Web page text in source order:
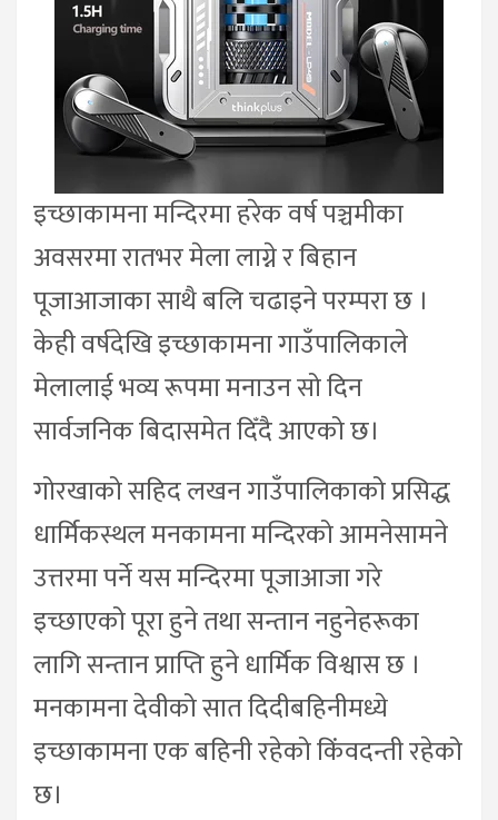
इच्छाकामना मन्दिरमा हरेक वर्ष पञ्चमीका
अवसरमा रातभर मेला लाग्ने र बिहान
पूजाआजाका साथै बलि चढाइने परम्परा छ ।
केही वर्षदेखि इच्छाकामना गाउँपालिकाले
मेलालाई भव्य रूपमा मनाउन सो दिन
सार्वजनिक बिदासमेत दिँदै आएको छ।
गोरखाको सहिद लखन गाउँपालिकाको प्रसिद्ध
धार्मिकस्थल मनकामना मन्दिरको आमनेसामने
उत्तरमा पर्ने यस मन्दिरमा पूजाआजा गरे
इच्छाएको पूरा हुने तथा सन्तान नहुनेहरूका
लागि सन्तान प्राप्ति हुने धार्मिक विश्वास छ ।
मनकामना देवीको सात दिदीबहिनीमध्ये
इच्छाकामना एक बहिनी रहेको किंवदन्ती रहेको
छ।